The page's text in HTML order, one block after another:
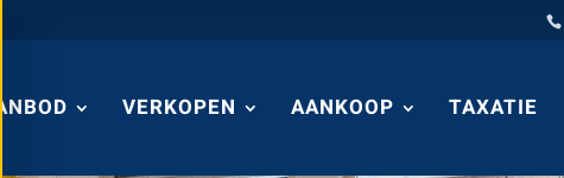
VERKOPEN AANKOOP TAXATIE